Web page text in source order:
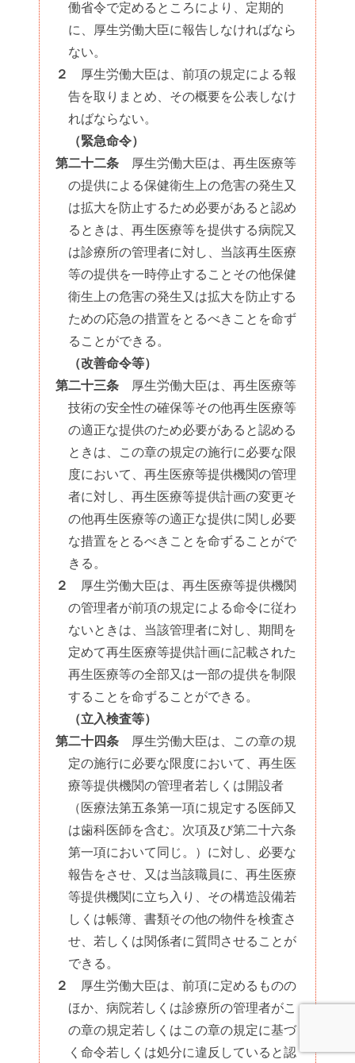
働省令で定めるところにより、定期的
に、厚生労働大臣に報告しなければなら
ない。
２
厚生労働大臣は、前項の規定による報
告を取りまとめ、その概要を公表しなけ
ればならない。
（緊急命令）
第二十二条 厚生労働大臣は、再生医療等
の提供による保健衛生上の危害の発生又
は拡大を防止するため必要があると認め
るときは、再生医療等を提供する病院又
は診療所の管理者に対し、当該再生医療
等の提供を一時停止することその他保健
衛生上の危害の発生又は拡大を防止する
ための応急の措置をとるべきことを命ず
ることができる。
（改善命令等）
第二十三条 厚生労働大臣は、再生医療等
技術の安全性の確保等その他再生医療等
の適正な提供のため必要があると認める
ときは、この章の規定の施行に必要な限
度において、再生医療等提供機関の管理
者に対し、再生医療等提供計画の変更そ
の他再生医療等の適正な提供に関し必要
な措置をとるべきことを命ずることがで
きる。
２
厚生労働大臣は、再生医療等提供機関
の管理者が前項の規定による命令に従わ
ないときは、当該管理者に対し、期間を
定めて再生医療等提供計画に記載された
再生医療等の全部又は一部の提供を制限
することを命ずることができる。
（立入検査等）
第二十四条 厚生労働大臣は、この章の規
定の施行に必要な限度において、再生医
療等提供機関の管理者若しくは開設者
（医療法第五条第一項に規定する医師又
は歯科医師を含む。次項及び第二十六条
第一項において同じ。）に対し、必要な
報告をさせ、又は当該職員に、再生医療
等提供機関に立ち入り、その構造設備若
しくは帳簿、書類その他の物件を検査さ
せ、若しくは関係者に質問させることが
できる。
２
厚生労働大臣は、前項に定めるものの
ほか、病院若しくは診療所の管理者がこ
の章の規定若しくはこの章の規定に基づ
く命令若しくは処分に違反していると認